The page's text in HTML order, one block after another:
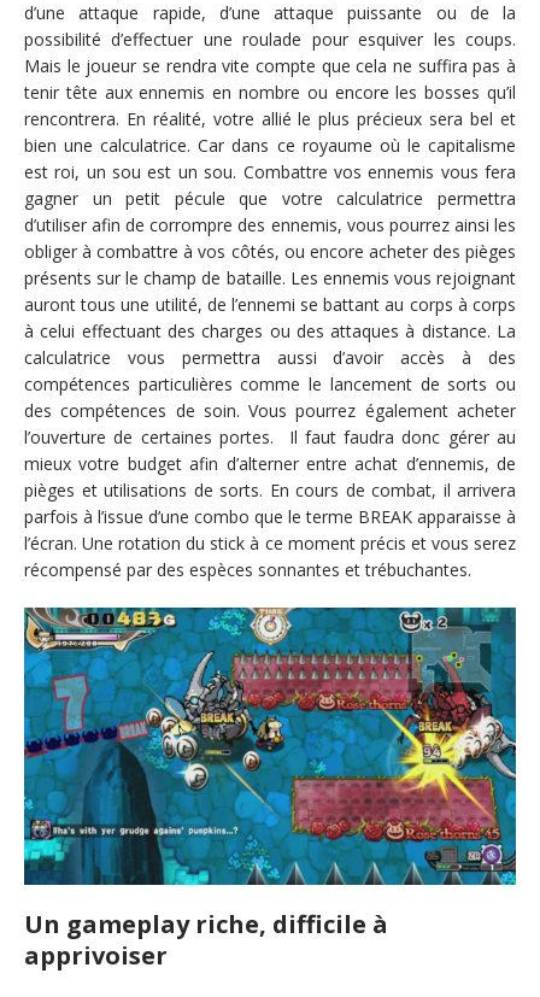
d’une attaque rapide, d’une attaque puissante ou de la
possibilité d’effectuer une roulade pour esquiver les coups.
Mais le joueur se rendra vite compte que cela ne suffira pas à
tenir tête aux ennemis en nombre ou encore les bosses qu’il
rencontrera. En réalité, votre allié le plus précieux sera bel et
bien une calculatrice. Car dans ce royaume où le capitalisme
est roi, un sou est un sou. Combattre vos ennemis vous fera
gagner un petit pécule que votre calculatrice permettra
d’utiliser afin de corrompre des ennemis, vous pourrez ainsi les
obliger à combattre à vos côtés, ou encore acheter des pièges
présents sur le champ de bataille. Les ennemis vous rejoignant
auront tous une utilité, de l’ennemi se battant au corps à corps
à celui effectuant des charges ou des attaques à distance. La
calculatrice vous permettra aussi d’avoir accès à des
compétences particulières comme le lancement de sorts ou
des compétences de soin. Vous pourrez également acheter
l’ouverture de certaines portes. Il faut faudra donc gérer au
mieux votre budget afin d’alterner entre achat d’ennemis, de
pièges et utilisations de sorts. En cours de combat, il arrivera
parfois à l’issue d’une combo que le terme BREAK apparaisse à
l’écran. Une rotation du stick à ce moment précis et vous serez
récompensé par des espèces sonnantes et trébuchantes.
Un gameplay riche, difficile à
apprivoiser